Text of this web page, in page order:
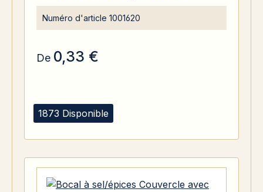
1873 Disponible
Charnière à charnière. EN PP.
Numéro d'article 1001620
De 0,33 €